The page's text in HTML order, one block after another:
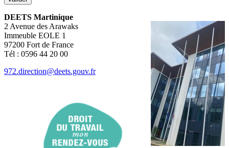
DEETS Martinique
2 Avenue des Arawaks
Immeuble EOLE 1
97200 Fort de France
Tél : 0596 44 20 00
972.direction@deets.gouv.fr